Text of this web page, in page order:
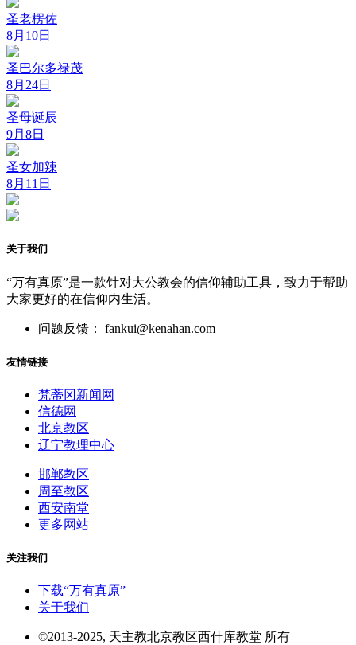
圣老楞佐
8月10日
圣巴尔多禄茂
8月24日
圣母诞辰
9月8日
圣女加辣
8月11日
关于我们
“万有真原”是一款针对大公教会的信仰辅助工具，致力于帮助
大家更好的在信仰内生活。
问题反馈： fankui@kenahan.com
友情链接
梵蒂冈新闻网
信德网
北京教区
辽宁教理中心
邯郸教区
周至教区
西安南堂
更多网站
关注我们
下载“万有真原”
关于我们
©2013-2025, 天主教北京教区西什库教堂 所有